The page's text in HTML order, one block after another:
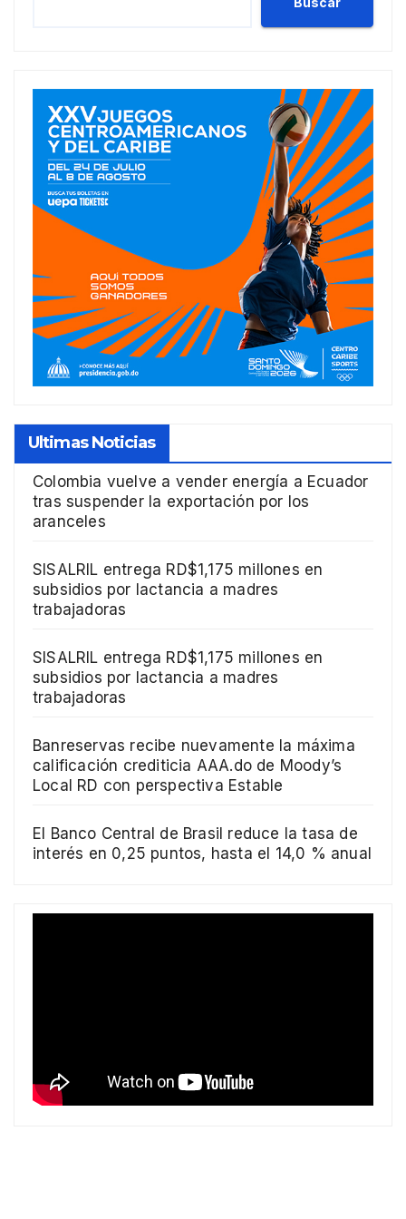
Ultimas Noticias
Colombia vuelve a vender energía a Ecuador
tras suspender la exportación por los
aranceles
SISALRIL entrega RD$1,175 millones en
subsidios por lactancia a madres
trabajadoras
SISALRIL entrega RD$1,175 millones en
subsidios por lactancia a madres
trabajadoras
Banreservas recibe nuevamente la máxima
calificación crediticia AAA.do de Moody’s
Local RD con perspectiva Estable
El Banco Central de Brasil reduce la tasa de
interés en 0,25 puntos, hasta el 14,0 % anual